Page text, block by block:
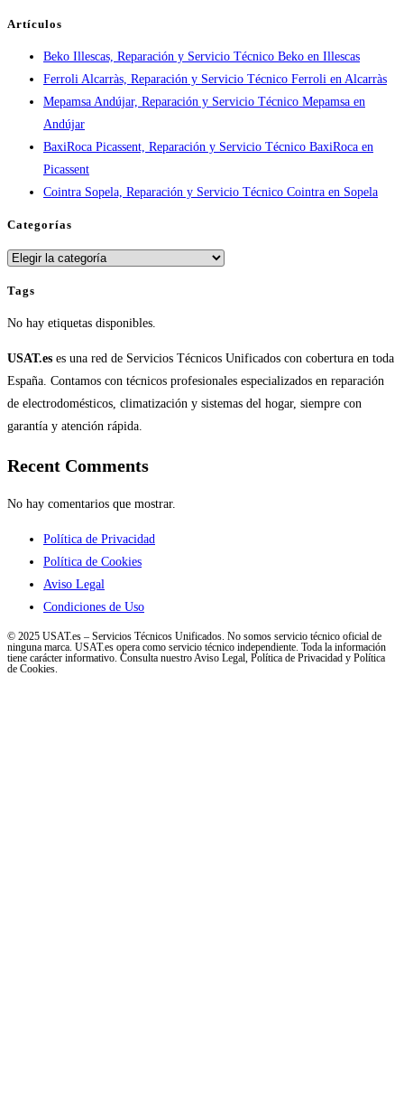
en
España
Artículos
Beko Illescas, Reparación y Servicio Técnico Beko en Illescas
Ferroli Alcarràs, Reparación y Servicio Técnico Ferroli en Alcarràs
Mepamsa Andújar, Reparación y Servicio Técnico Mepamsa en
Andújar
BaxiRoca Picassent, Reparación y Servicio Técnico BaxiRoca en
Picassent
Cointra Sopela, Reparación y Servicio Técnico Cointra en Sopela
Categorías
Categorías
Tags
No hay etiquetas disponibles.
USAT.es es una red de Servicios Técnicos Unificados con cobertura en toda
España. Contamos con técnicos profesionales especializados en reparación
de electrodomésticos, climatización y sistemas del hogar, siempre con
garantía y atención rápida.
Recent Comments
No hay comentarios que mostrar.
Política de Privacidad
Política de Cookies
Aviso Legal
Condiciones de Uso
© 2025 USAT.es – Servicios Técnicos Unificados. No somos servicio técnico oficial de
ninguna marca. USAT.es opera como servicio técnico independiente. Toda la información
tiene carácter informativo. Consulta nuestro Aviso Legal, Política de Privacidad y Política
de Cookies.